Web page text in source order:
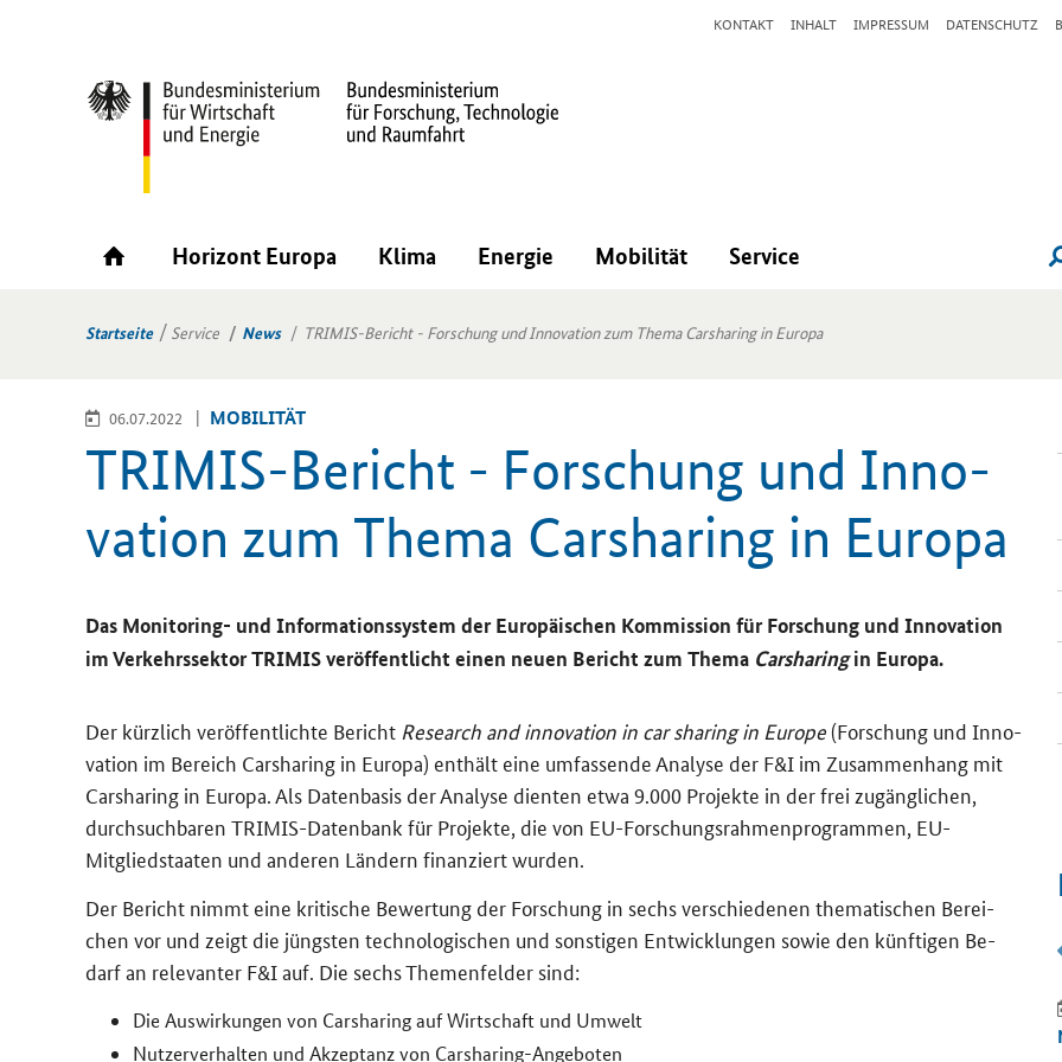
KONTAKT INHALT IMPRESSUM DATENSCHUTZ
Horizont Europa Klima Energie Mobilität Service
Startseite Service News TRIMIS-Bericht - Forschung und Innovation zum Thema Carsharing in Europa
06.07.2022 MO­BI­LI­TÄT
TRIMIS-​Bericht - For­schung und In­no­
va­ti­on zum Thema Car­sha­ring in Eu­ro­pa
Das Monitoring- und In­for­ma­ti­ons­sys­tem der Eu­ro­päi­schen Kom­mis­si­on für For­schung und In­no­va­ti­on
im Ver­kehrs­sek­tor TRI­MIS ver­öf­fent­licht einen neuen Be­richt zum Thema Carsharing in Eu­ro­pa.
Der kürz­lich ver­öf­fent­lich­te Be­richt Research and innovation in car sharing in Europe(For­schung und In­no­
va­ti­on im Be­reich Carsharing in Eu­ro­pa) ent­hält eine um­fas­sen­de Ana­ly­se der F&I im Zu­sam­men­hang mit
Carsharing in Eu­ro­pa. Als Da­ten­ba­sis der Ana­ly­se dien­ten etwa 9.000 Pro­jek­te in der frei zu­gäng­li­chen,
durch­such­ba­ren TRIMIS-​Datenbank für Pro­jek­te, die von EU-​Forschungsrahmenprogrammen, EU-​
Mitgliedstaaten und an­de­ren Län­dern fi­nan­ziert wur­den.
Der Be­richt nimmt eine kri­ti­sche Be­wer­tung der For­schung in sechs ver­schie­de­nen the­ma­ti­schen Be­rei­
chen vor und zeigt die jüngs­ten tech­no­lo­gi­schen und sons­ti­gen Ent­wick­lun­gen sowie den künf­ti­gen Be­
darf an re­le­van­ter F&I auf. Die sechs The­men­fel­der sind:
Die Aus­wir­kun­gen von Carsharingauf Wirt­schaft und Um­welt
Nut­zer­ver­hal­ten und Ak­zep­tanz von Carsharing-​Angeboten
8.10.2026
Know­ledge Va­lo­risa­ti­on in Ac­tion: